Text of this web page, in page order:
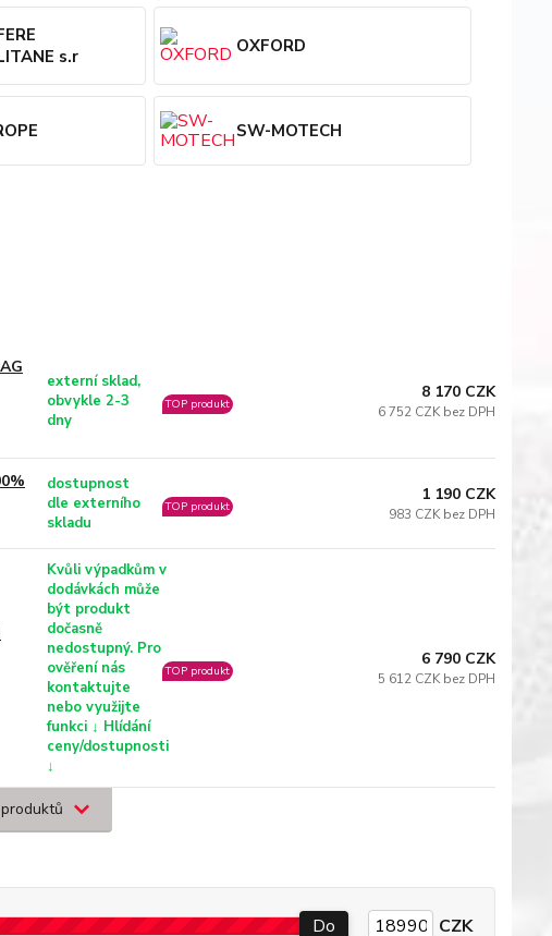
s.r
OXFORD
SW-MOTECH
externí sklad,
obvykle 2-3
dny
TOP produkt
8 170 CZK
6 752 CZK bez DPH
dostupnost
dle externího
skladu
TOP produkt
1 190 CZK
983 CZK bez DPH
Kvůli výpadkům v
dodávkách může
být produkt
dočasně
nedostupný. Pro
ověření nás
kontaktujte
nebo využijte
funkci ↓ Hlídání
ceny/dostupnosti
↓
TOP produkt
6 790 CZK
5 612 CZK bez DPH
Do CZK